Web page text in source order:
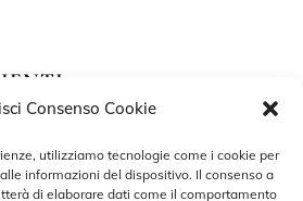
Consenso Cookie
utilizziamo tecnologie come i cookie per
informazioni del dispositivo. Il consenso a
di elaborare dati come il comportamento